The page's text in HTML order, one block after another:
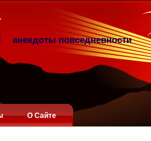
анекдоты повседневности
О Сайте